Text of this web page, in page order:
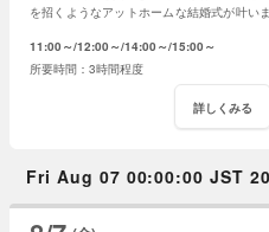
を招くようなアットホームな結婚式が叶い
11:00～ 12:00～ 14:00～ 15:00～
3時間程度
詳しくみる
Fri Aug 07 00:00:00 JST